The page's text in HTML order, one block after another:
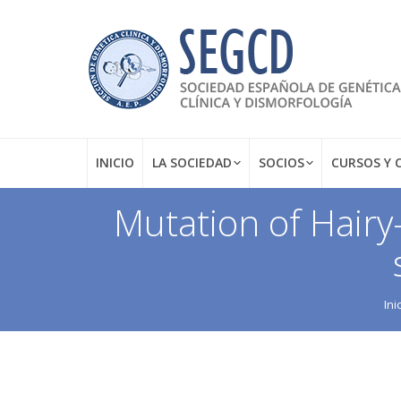
INICIO LA SOCIEDAD SOCIOS CURSOS Y
Mutation of